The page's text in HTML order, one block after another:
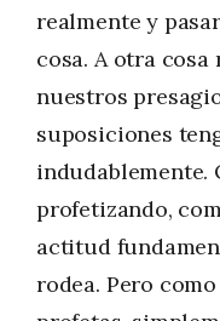
realmente y
cosa. A otra
nuestros
suposiciones
indudablemente.
profetizando,
actitud
rodea. Pero